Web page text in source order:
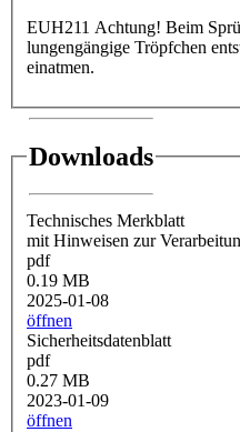
EUH211 Achtung! Beim
lungengängige Tröpfchen
einatmen.
Downloads
Technisches Merkblatt
mit Hinweisen zur
pdf
0.19 MB
2025-01-08
öffnen
Sicherheitsdatenblatt
pdf
0.27 MB
2023-01-09
öffnen